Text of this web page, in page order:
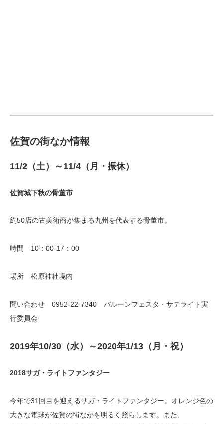
佐賀の街なか情報
11/2（土）～11/4（月・振休）
佐賀城下秋の骨董市
約50店の古美術商が集まる九州を代表する骨董市。
時間 10：00-17：00
場所 松原神社境内
問い合わせ 0952-22-7340 バルーンフェスタ・サテライト実
行委員会
2019年10/30（水）～2020年1/13（月・祝）
2018サガ・ライトファンタジー
今年で31回目を迎えるサガ・ライトファンタジー。オレンジ色の
大きな電球が佐賀の街なかを明るく照らします。また、